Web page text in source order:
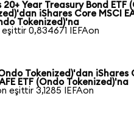
20+ Year Treasury Bond ETF
iShares Core MSCI
Tokenized)'na
eşittir 0,834671 IEFAon
Tokenized)'dan iShares
ETF (Ondo Tokenized)'na
eşittir 3,1285 IEFAon